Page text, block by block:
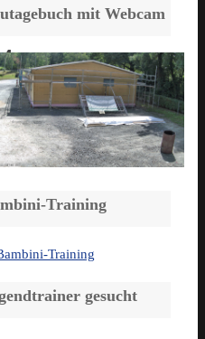
mit Webcam
Training
gesucht